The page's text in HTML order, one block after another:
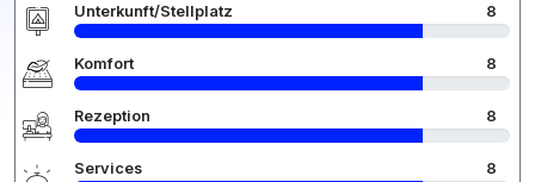
Unterkunft/Stellplatz 8
Komfort 8
Rezeption 8
Services 8